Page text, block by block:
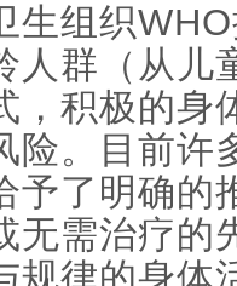
组织WHO
人群（从儿
，积极的身
险。目前许
予了明确的
无需治疗的
规律的身体